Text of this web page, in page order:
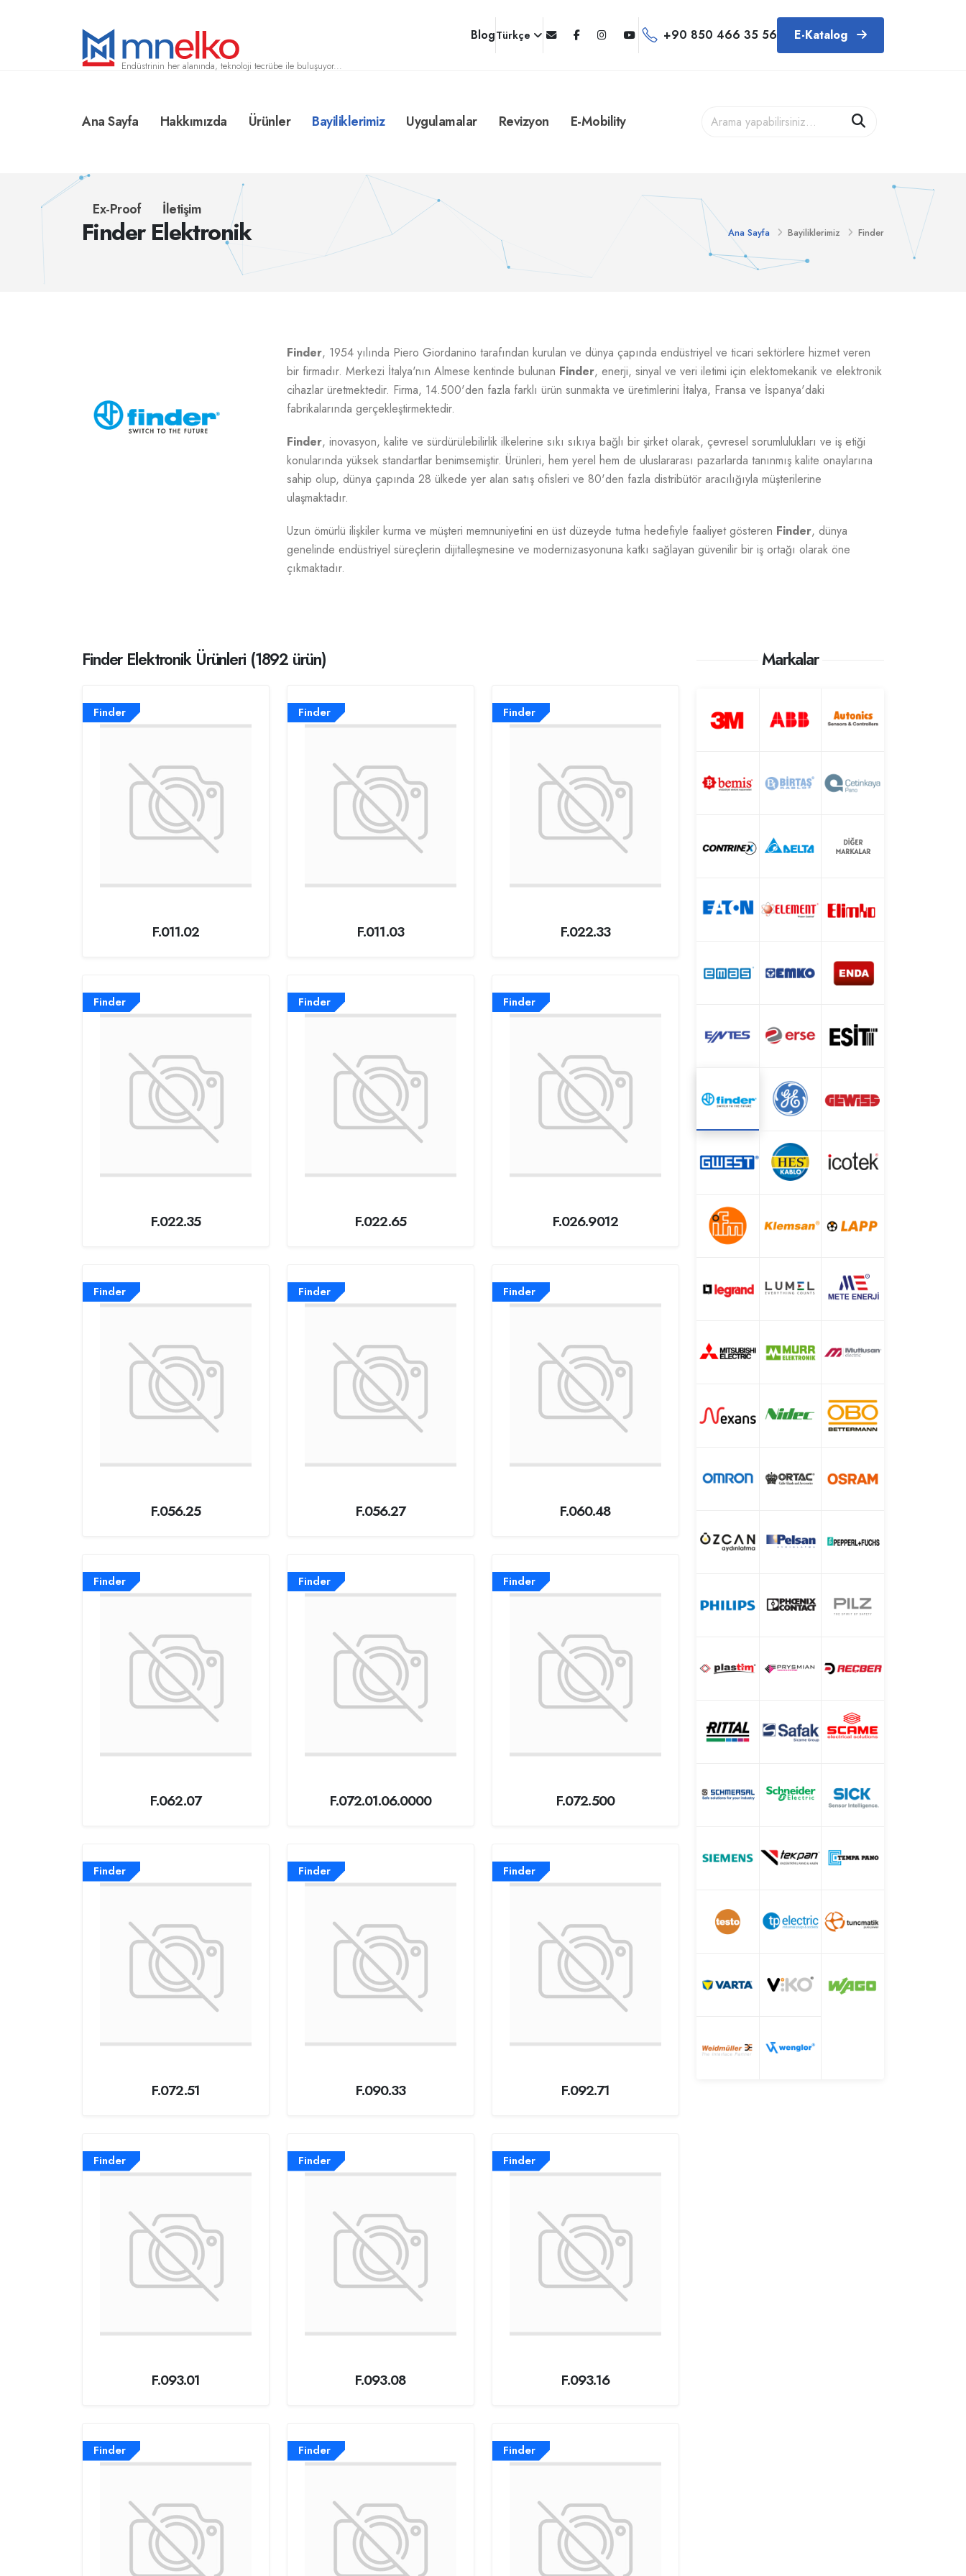
Endüstrinin her alanında, teknoloji tecrübe ile buluşuyor...
BlogTürkçe +90 850 466 35 56 E-Katalog
Ana Sayfa Hakkımızda Ürünler Bayiliklerimiz Uygulamalar Revizyon E-Mobility
Ex-Proof İletişim
Finder Elektronik Ana Sayfa Bayiliklerimiz Finder
Finder, 1954 yılında Piero Giordanino tarafından kurulan ve dünya çapında endüstriyel ve ticari sektörlere hizmet veren
bir firmadır. Merkezi İtalya'nın Almese kentinde bulunan Finder, enerji, sinyal ve veri iletimi için elektomekanik ve elektronik
cihazlar üretmektedir. Firma, 14.500'den fazla farklı ürün sunmakta ve üretimlerini İtalya, Fransa ve İspanya'daki
fabrikalarında gerçekleştirmektedir.
Finder, inovasyon, kalite ve sürdürülebilirlik ilkelerine sıkı sıkıya bağlı bir şirket olarak, çevresel sorumlulukları ve iş etiği
konularında yüksek standartlar benimsemiştir. Ürünleri, hem yerel hem de uluslararası pazarlarda tanınmış kalite onaylarına
sahip olup, dünya çapında 28 ülkede yer alan satış ofisleri ve 80'den fazla distribütör aracılığıyla müşterilerine
ulaşmaktadır.
Uzun ömürlü ilişkiler kurma ve müşteri memnuniyetini en üst düzeyde tutma hedefiyle faaliyet gösteren Finder, dünya
genelinde endüstriyel süreçlerin dijitalleşmesine ve modernizasyonuna katkı sağlayan güvenilir bir iş ortağı olarak öne
çıkmaktadır.
Finder Elektronik Ürünleri (1892 ürün)
Finder
F.011.02
Finder
F.011.03
Finder
F.022.33
Finder
F.022.35
Finder
F.022.65
Finder
F.026.9012
Finder
F.056.25
Finder
F.056.27
Finder
F.060.48
Finder
F.062.07
Finder
F.072.01.06.0000
Finder
F.072.500
Finder
F.072.51
Finder
F.090.33
Finder
F.092.71
Finder
F.093.01
Finder
F.093.08
Finder
F.093.16
Finder Finder Finder
Markalar